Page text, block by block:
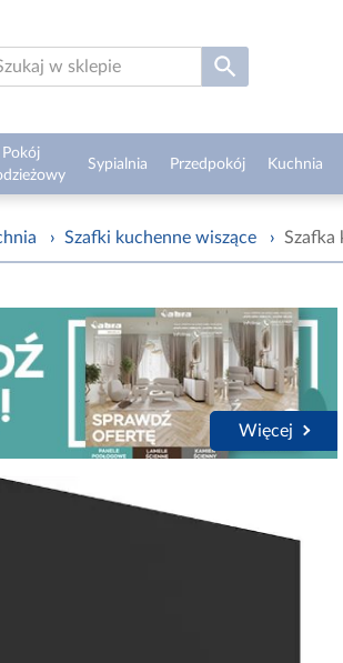
Pokój
Sypialnia Przedpokój Kuchnia
› Szafki kuchenne wiszące › Szafka
Więcej